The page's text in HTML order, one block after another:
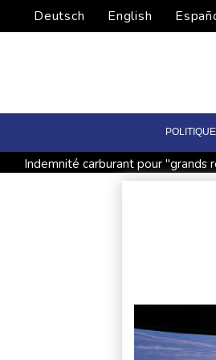
Deutsch English
POLITIQUE
Indemnité carburant pour